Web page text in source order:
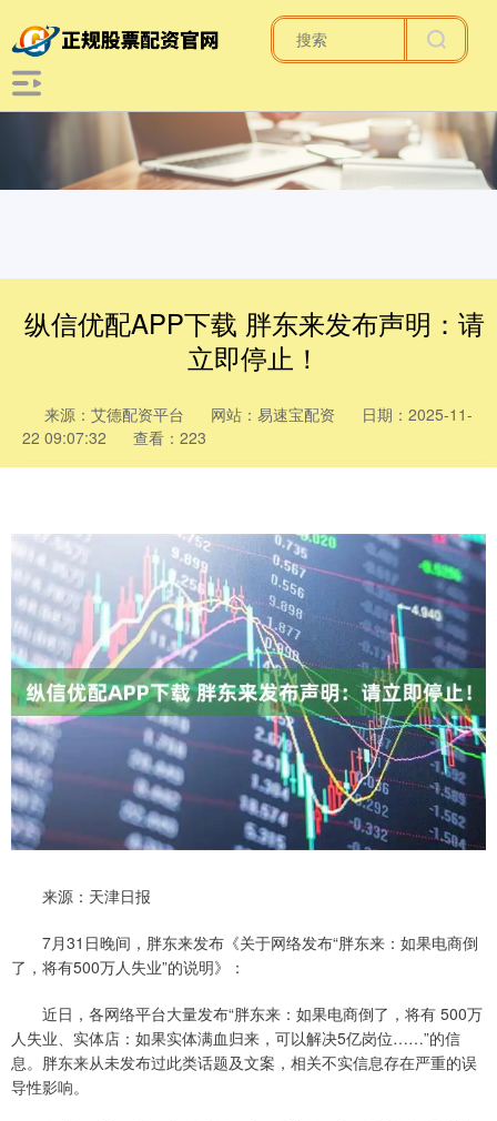
纵信优配APP下载 胖东来发布声明：请
立即停止！
来源：艾德配资平台 网站：易速宝配资
日期：2025-11-
22 09:07:32
查看：223
来源：天津日报
7月31日晚间，胖东来发布《关于网络发布“胖东来：如果电商倒
了，将有500万人失业”的说明》：
近日，各网络平台大量发布“胖东来：如果电商倒了，将有 500万
人失业、实体店：如果实体满血归来，可以解决5亿岗位……”的信
息。胖东来从未发布过此类话题及文案，相关不实信息存在严重的误
导性影响。